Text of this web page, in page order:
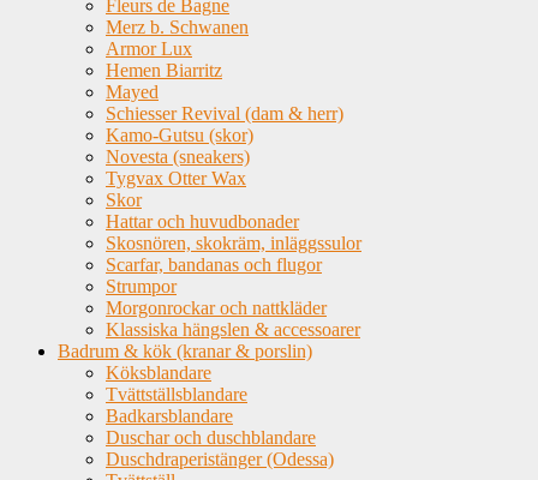
Fleurs de Bagne
Merz b. Schwanen
Armor Lux
Hemen Biarritz
Mayed
Schiesser Revival (dam & herr)
Kamo-Gutsu (skor)
Novesta (sneakers)
Tygvax Otter Wax
Skor
Hattar och huvudbonader
Skosnören, skokräm, inläggssulor
Scarfar, bandanas och flugor
Strumpor
Morgonrockar och nattkläder
Klassiska hängslen & accessoarer
Badrum & kök (kranar & porslin)
Köksblandare
Tvättställsblandare
Badkarsblandare
Duschar och duschblandare
Duschdraperistänger (Odessa)